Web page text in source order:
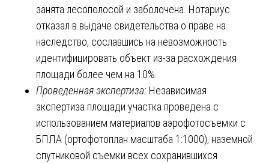
занята лесополосой и заболочена. Нотариус
отказал в выдаче свидетельства о праве на
наследство, сославшись на невозможность
идентифицировать объект из-за расхождения
площади более чем на 10%.
Проведенная экспертиза: Независимая
экспертиза площади участка проведена с
использованием материалов аэрофотосъемки с
БПЛА (ортофотоплан масштаба 1:1000), наземной
спутниковой съемки всех сохранившихся